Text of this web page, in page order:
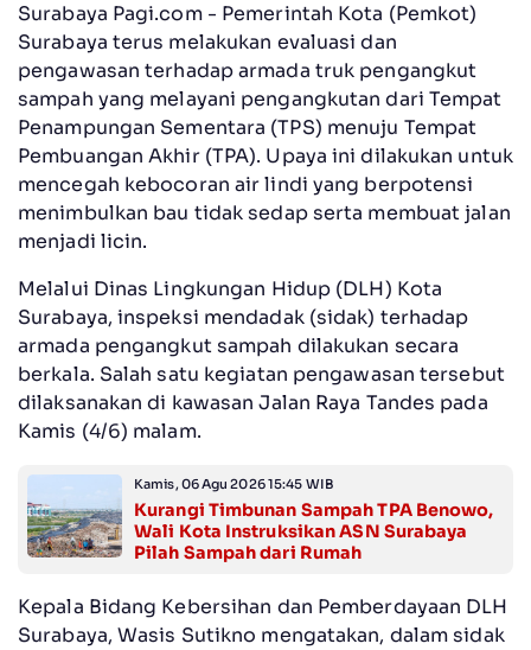
Surabaya Pagi.com - Pemerintah Kota (Pemkot)
Surabaya terus melakukan evaluasi dan
pengawasan terhadap armada truk pengangkut
sampah yang melayani pengangkutan dari Tempat
Penampungan Sementara (TPS) menuju Tempat
Pembuangan Akhir (TPA). Upaya ini dilakukan untuk
mencegah kebocoran air lindi yang berpotensi
menimbulkan bau tidak sedap serta membuat jalan
menjadi licin.
Melalui Dinas Lingkungan Hidup (DLH) Kota
Surabaya, inspeksi mendadak (sidak) terhadap
armada pengangkut sampah dilakukan secara
berkala. Salah satu kegiatan pengawasan tersebut
dilaksanakan di kawasan Jalan Raya Tandes pada
Kamis (4/6) malam.
Kamis, 06 Agu 2026 15:45 WIB
Kurangi Timbunan Sampah TPA Benowo,
Wali Kota Instruksikan ASN Surabaya
Pilah Sampah dari Rumah
Kepala Bidang Kebersihan dan Pemberdayaan DLH
Surabaya, Wasis Sutikno mengatakan, dalam sidak